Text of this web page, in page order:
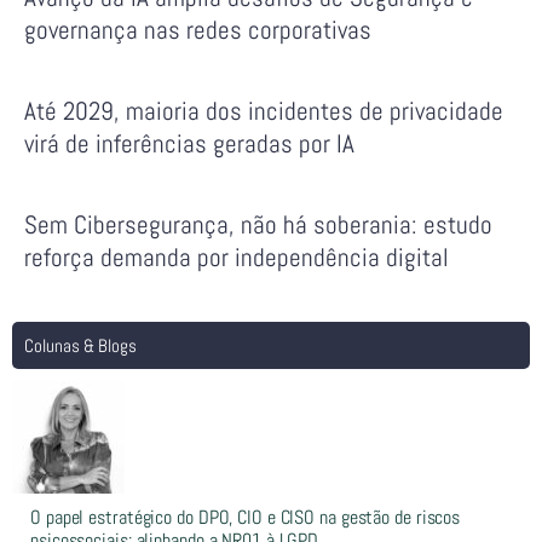
governança nas redes corporativas
Até 2029, maioria dos incidentes de privacidade
virá de inferências geradas por IA
Sem Cibersegurança, não há soberania: estudo
reforça demanda por independência digital
Colunas & Blogs
O papel estratégico do DPO, CIO e CISO na gestão de riscos